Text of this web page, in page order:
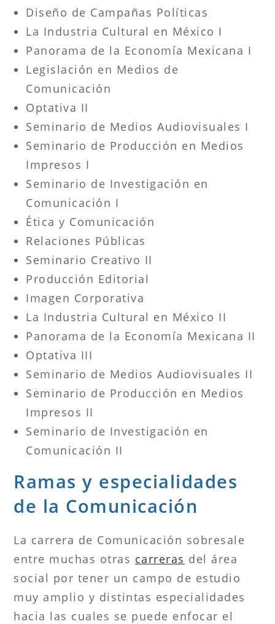
Diseño de Campañas Políticas
La Industria Cultural en México I
Panorama de la Economía Mexicana I
Legislación en Medios de
Comunicación
Optativa II
Seminario de Medios Audiovisuales I
Seminario de Producción en Medios
Impresos I
Seminario de Investigación en
Comunicación I
Ética y Comunicación
Relaciones Públicas
Seminario Creativo II
Producción Editorial
Imagen Corporativa
La Industria Cultural en México II
Panorama de la Economía Mexicana II
Optativa III
Seminario de Medios Audiovisuales II
Seminario de Producción en Medios
Impresos II
Seminario de Investigación en
Comunicación II
Ramas y especialidades
de la Comunicación
La carrera de Comunicación sobresale
entre muchas otras carreras del área
social por tener un campo de estudio
muy amplio y distintas especialidades
hacia las cuales se puede enfocar el